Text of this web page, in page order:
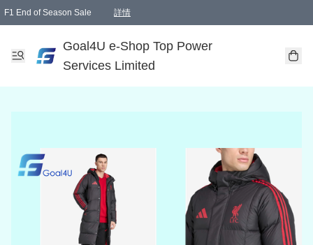
F1 End of Season Sale 詳情
Goal4U e-Shop Top Power
Services Limited